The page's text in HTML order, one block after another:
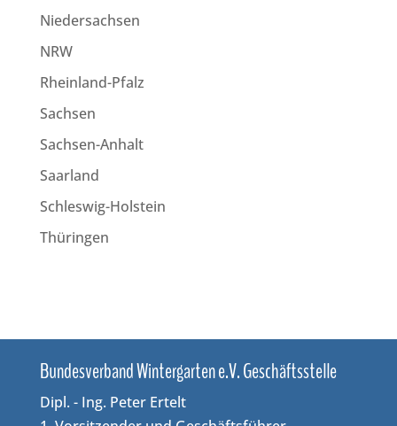
Niedersachsen
NRW
Rheinland-Pfalz
Sachsen
Sachsen-Anhalt
Saarland
Schleswig-Holstein
Thüringen
Bun­des­ver­band Win­ter­gar­ten e.V. Geschäftsstelle
Dipl. - Ing. Peter Ertelt